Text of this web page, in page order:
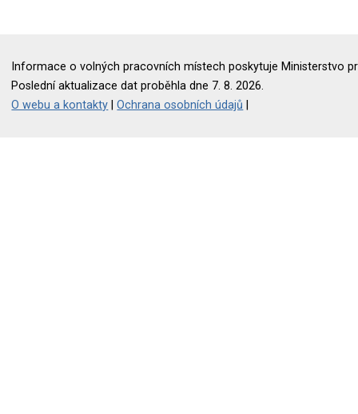
Informace o volných pracovních místech poskytuje Ministerstvo
Poslední aktualizace dat proběhla dne 7. 8. 2026.
O webu a kontakty |Ochrana osobních údajů